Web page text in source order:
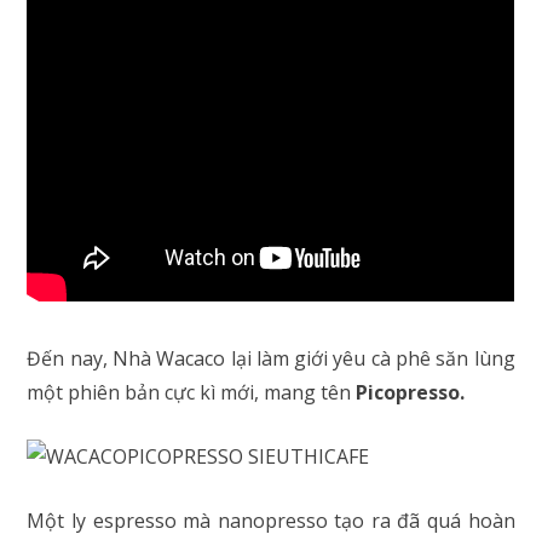
Đến nay, Nhà Wacaco lại làm giới yêu cà phê săn lùng
một phiên bản cực kì mới, mang tên Picopresso.
Một ly espresso mà nanopresso tạo ra đã quá hoàn